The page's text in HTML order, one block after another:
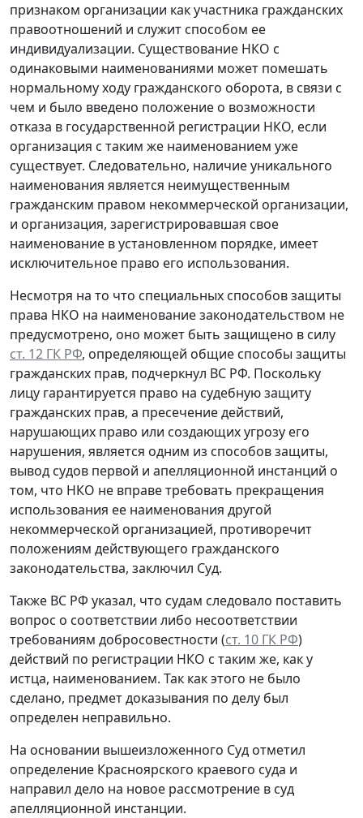
признаком организации как участника гражданских
правоотношений и служит способом ее
индивидуализации. Существование НКО с
одинаковыми наименованиями может помешать
нормальному ходу гражданского оборота, в связи с
чем и было введено положение о возможности
отказа в государственной регистрации НКО, если
организация с таким же наименованием уже
существует. Следовательно, наличие уникального
наименования является неимущественным
гражданским правом некоммерческой организации,
и организация, зарегистрировавшая свое
наименование в установленном порядке, имеет
исключительное право его использования.
Несмотря на то что специальных способов защиты
права НКО на наименование законодательством не
предусмотрено, оно может быть защищено в силу
ст. 12 ГК РФ, определяющей общие способы защиты
гражданских прав, подчеркнул ВС РФ. Поскольку
лицу гарантируется право на судебную защиту
гражданских прав, а пресечение действий,
нарушающих право или создающих угрозу его
нарушения, является одним из способов защиты,
вывод судов первой и апелляционной инстанций о
том, что НКО не вправе требовать прекращения
использования ее наименования другой
некоммерческой организацией, противоречит
положениям действующего гражданского
законодательства, заключил Суд.
Также ВС РФ указал, что судам следовало поставить
вопрос о соответствии либо несоответствии
требованиям добросовестности (ст. 10 ГК РФ)
действий по регистрации НКО с таким же, как у
истца, наименованием. Так как этого не было
сделано, предмет доказывания по делу был
определен неправильно.
На основании вышеизложенного Суд отметил
определение Красноярского краевого суда и
направил дело на новое рассмотрение в суд
апелляционной инстанции.